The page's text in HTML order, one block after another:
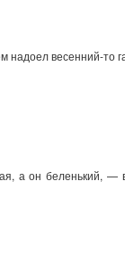
весенний-то
он беленький, —